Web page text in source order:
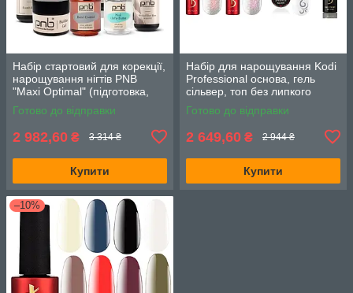
Набір стартовий для корекції,
нарощування нігтів PNB
"Maxi Optimal" (підготовка,
гель, фініш, аксесуари)
Готово до відправки
2 982,60 ₴ 3 314 ₴
Купити
Набір для нарощування Kodi
Professional основа, гель
сільвер, топ без липкого
шару, гель лаки GG Cat 5шт.
по 7мл.
Готово до відправки
2 649,60 ₴ 2 944 ₴
Купити
–10%